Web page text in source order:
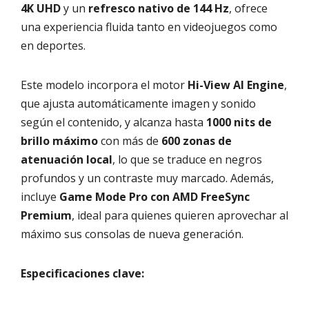
4K UHDy un refresco nativo de 144 Hz, ofrece
una experiencia fluida tanto en videojuegos como
en deportes.
Este modelo incorpora el motor Hi-View AI Engine,
que ajusta automáticamente imagen y sonido
según el contenido, y alcanza hasta 1000 nits de
brillo máximocon más de 600 zonas de
atenuación local, lo que se traduce en negros
profundos y un contraste muy marcado. Además,
incluye Game Mode Pro con AMD FreeSync
Premium, ideal para quienes quieren aprovechar al
máximo sus consolas de nueva generación.
Especificaciones clave: